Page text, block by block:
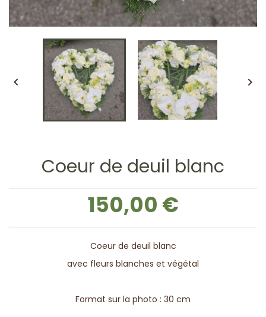
 
Coeur de deuil blanc
150,00 €
Coeur de deuil blanc
avec fleurs blanches et végétal
Format sur la photo : 30 cm